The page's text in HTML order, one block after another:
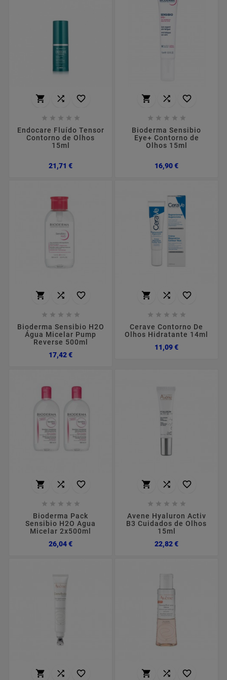
  
    
Endocare Fluído Tensor
Contorno de Olhos
15ml
21,71 €Preço
  
    
Bioderma Sensibio
Eye+ Contorno de
Olhos 15ml
16,90 €Preço
  
    
Bioderma Sensibio H2O
Água Micelar Pump
Reverse 500ml
17,42 €Preço
  
    
Cerave Contorno De
Olhos Hidratante 14ml
11,09 €Preço
  
    
Bioderma Pack
Sensibio H2O Agua
Micelar 2x500ml
26,04 €Preço
  
    
Avene Hyaluron Activ
B3 Cuidados de Olhos
15ml
22,82 €Preço
     